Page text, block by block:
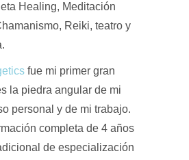
Healing, Meditación
Reiki, teatro y
fue mi primer gran
la piedra angular de mi
personal y de mi trabajo.
completa de 4 años
de especialización